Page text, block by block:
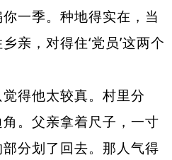
一季。种地得实在，当
亲，对得住‘党员’这两个
得他太较真。村里分
角。父亲拿着尺子，一寸
分划了回去。那人气得